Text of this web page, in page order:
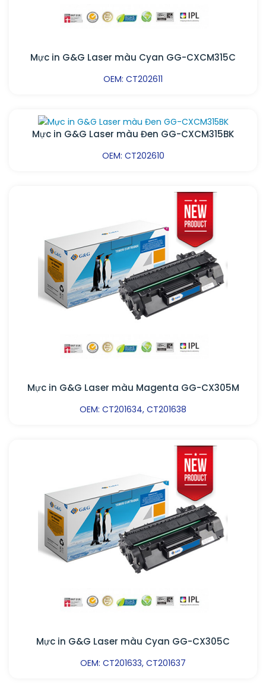
Mực in G&G Laser màu Cyan GG-CXCM315C
OEM: CT202611
Mực in G&G Laser màu Đen GG-CXCM315BK
OEM: CT202610
Mực in G&G Laser màu Magenta GG-CX305M
OEM: CT201634, CT201638
Mực in G&G Laser màu Cyan GG-CX305C
OEM: CT201633, CT201637